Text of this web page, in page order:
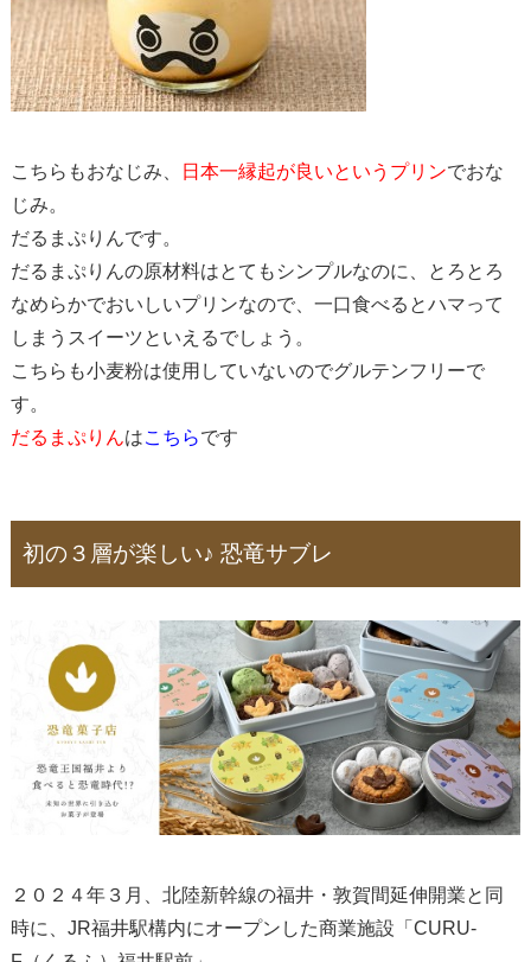
こちらもおなじみ、 日本一縁起が良いというプリンでおな
じみ。
だるまぷりんです。
だるまぷりんの原材料はとてもシンプルなのに、とろとろ
なめらかでおいしいプリンなので、一口食べるとハマって
しまうスイーツといえるでしょう。
こちらも小麦粉は使用していないのでグルテンフリーで
す。
だるまぷりんはこちらです
初の３層が楽しい♪ 恐竜サブレ
２０２４年３月、北陸新幹線の福井・敦賀間延伸開業と同
時に、JR福井駅構内にオープンした商業施設「CURU-